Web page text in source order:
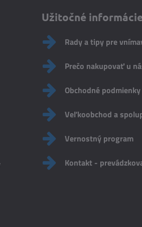
Užitočné informácie
Rady a tipy pre
Prečo nakupovať u
Obchodné podmienky
Veľkoobchod a
Vernostný program
Kontakt -